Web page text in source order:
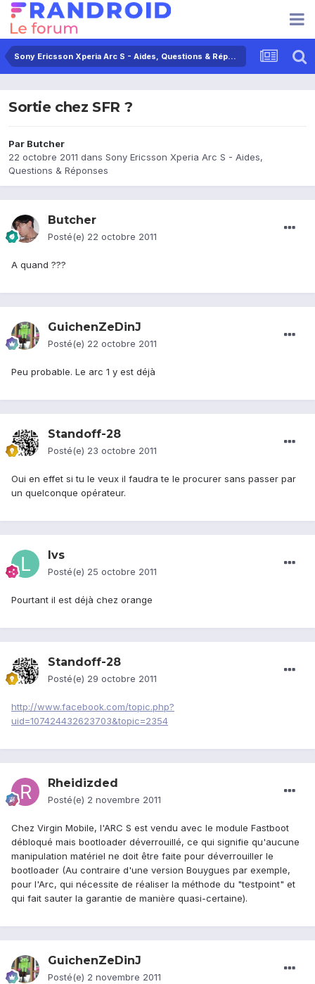
Sony Ericsson Xperia Arc S - Aides, Questions & Réponses
Sortie chez SFR ?
Par Butcher
22 octobre 2011 dans Sony Ericsson Xperia Arc S - Aides,
Questions & Réponses
Butcher
Posté(e) 22 octobre 2011
A quand ???
GuichenZeDinJ
Posté(e) 22 octobre 2011
Peu probable. Le arc 1 y est déjà
Standoff-28
Posté(e) 23 octobre 2011
Oui en effet si tu le veux il faudra te le procurer sans passer par
un quelconque opérateur.
lvs
Posté(e) 25 octobre 2011
Pourtant il est déjà chez orange
Standoff-28
Posté(e) 29 octobre 2011
http://www.facebook.com/topic.php?
uid=107424432623703&topic=2354
Rheidizded
Posté(e) 2 novembre 2011
Chez Virgin Mobile, l'ARC S est vendu avec le module Fastboot
débloqué mais bootloader déverrouillé, ce qui signifie qu'aucune
manipulation matériel ne doit être faite pour déverrouiller le
bootloader (Au contraire d'une version Bouygues par exemple,
pour l'Arc, qui nécessite de réaliser la méthode du "testpoint" et
qui fait sauter la garantie de manière quasi-certaine).
GuichenZeDinJ
Posté(e) 2 novembre 2011